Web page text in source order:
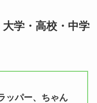
学・高校・中学
ッパー、ちゃん